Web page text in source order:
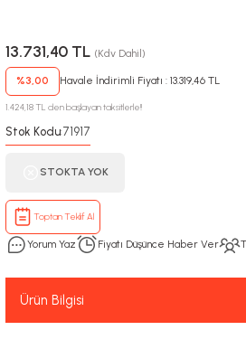
13.731,40 TL (Kdv Dahil)
%3,00 Havale İndirimli Fiyatı : 13.319,46 TL
1.424,18 TL den başlayan taksitlerle!!
Stok Kodu:71917
STOKTA YOK
Toptan Teklif Al
Yorum Yaz Fiyatı Düşünce Haber Ver
Ürün Bilgisi